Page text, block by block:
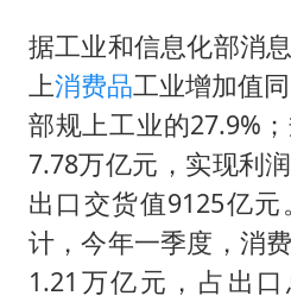
胡彦
我国
夯实
据工业和信息化部消
上消费品工业增加值
部规上工业的27.9%
7.78万亿元，实现利
出口交货值9125亿
计，今年一季度，消
1.21万亿元，占出